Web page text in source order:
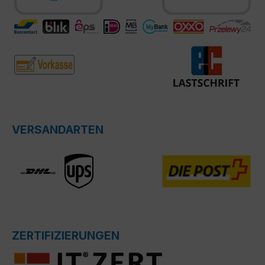
VERSANDARTEN
ZERTIFIZIERUNGEN